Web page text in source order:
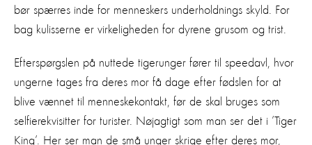
bør spærres inde for menneskers underholdnings skyld. For
bag kulisserne er virkeligheden for dyrene grusom og trist.
Efterspørgslen på nuttede tigerunger fører til speedavl, hvor
ungerne tages fra deres mor få dage efter fødslen for at
blive vænnet til menneskekontakt, før de skal bruges som
selfierekvisitter for turister. Nøjagtigt som man ser det i ’Tiger
King’. Her ser man de små unger skrige efter deres mor,